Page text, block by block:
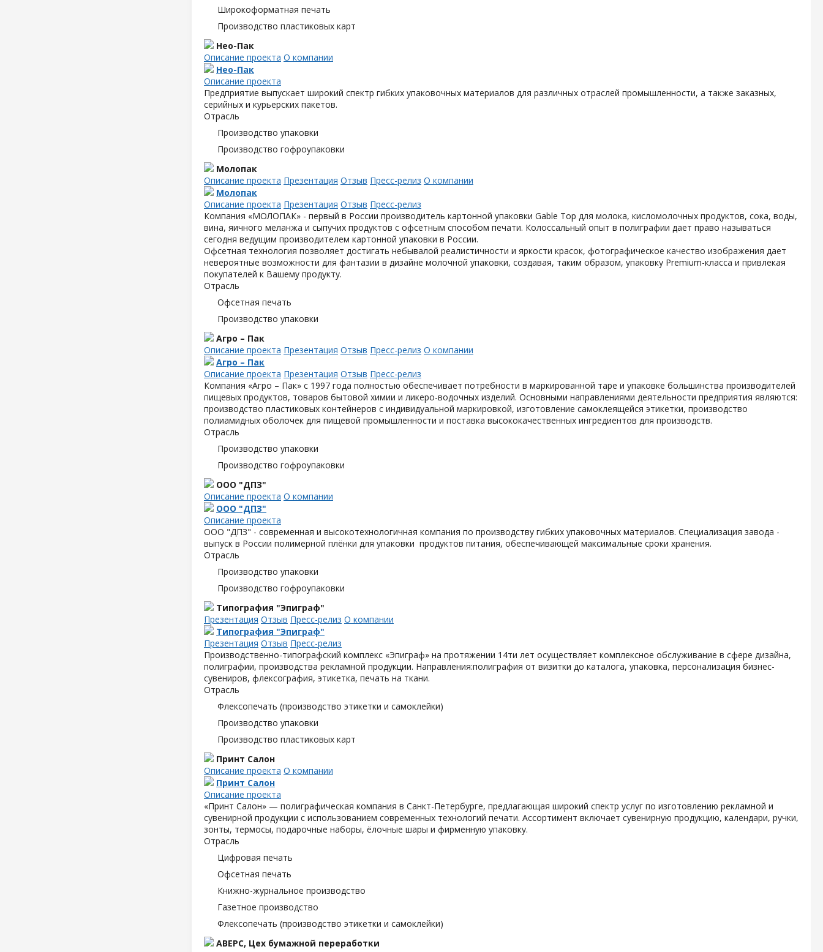
Широкоформатная печать
Производство пластиковых карт
Нео-Пак
Описание проекта О компании
Нео-Пак
Описание проекта
Предприятие выпускает широкий спектр гибких упаковочных материалов для различных отраслей промышленности, а также заказных,
серийных и курьерских пакетов.
Отрасль
Производство упаковки
Производство гофроупаковки
Молопак
Описание проекта Презентация Отзыв Пресс-релиз О компании
Молопак
Описание проекта Презентация Отзыв Пресс-релиз
Компания «МОЛОПАК» - первый в России производитель картонной упаковки Gable Top для молока, кисломолочных продуктов, сока, воды,
вина, яичного меланжа и сыпучих продуктов с офсетным способом печати. Колоссальный опыт в полиграфии дает право называться
сегодня ведущим производителем картонной упаковки в России.
Офсетная технология позволяет достигать небывалой реалистичности и яркости красок, фотографическое качество изображения дает
невероятные возможности для фантазии в дизайне молочной упаковки, создавая, таким образом, упаковку Premium-класса и привлекая
покупателей к Вашему продукту.
Отрасль
Офсетная печать
Производство упаковки
Агро – Пак
Описание проекта Презентация Отзыв Пресс-релиз О компании
Агро – Пак
Описание проекта Презентация Отзыв Пресс-релиз
Компания «Агро – Пак» с 1997 года полностью обеспечивает потребности в маркированной таре и упаковке большинства производителей
пищевых продуктов, товаров бытовой химии и ликеро-водочных изделий. Основными направлениями деятельности предприятия являются:
производство пластиковых контейнеров с индивидуальной маркировкой, изготовление самоклеящейся этикетки, производство
полиамидных оболочек для пищевой промышленности и поставка высококачественных ингредиентов для производств.
Отрасль
Производство упаковки
Производство гофроупаковки
ООО "ДПЗ"
Описание проекта О компании
ООО "ДПЗ"
Описание проекта
ООО "ДПЗ" - современная и высокотехнологичная компания по производству гибких упаковочных материалов. Специализация завода -
выпуск в России полимерной плёнки для упаковки продуктов питания, обеспечивающей максимальные сроки хранения.
Отрасль
Производство упаковки
Производство гофроупаковки
Типография "Эпиграф"
Презентация Отзыв Пресс-релиз О компании
Типография "Эпиграф"
Презентация Отзыв Пресс-релиз
Производственно-типографский комплекс «Эпиграф» на протяжении 14ти лет осуществляет комплексное обслуживание в сфере дизайна,
полиграфии, производства рекламной продукции. Направления:полиграфия от визитки до каталога, упаковка, персонализация бизнес-
сувениров, флексография, этикетка, печать на ткани.
Отрасль
Флексопечать (производство этикетки и самоклейки)
Производство упаковки
Производство пластиковых карт
Принт Салон
Описание проекта О компании
Принт Салон
Описание проекта
«Принт Салон» — полиграфическая компания в Санкт-Петербурге, предлагающая широкий спектр услуг по изготовлению рекламной и
сувенирной продукции с использованием современных технологий печати. Ассортимент включает сувенирную продукцию, календари, ручки,
зонты, термосы, подарочные наборы, ёлочные шары и фирменную упаковку.
Отрасль
Цифровая печать
Офсетная печать
Книжно-журнальное производство
Газетное производство
Флексопечать (производство этикетки и самоклейки)
АВЕРС, Цех бумажной переработки